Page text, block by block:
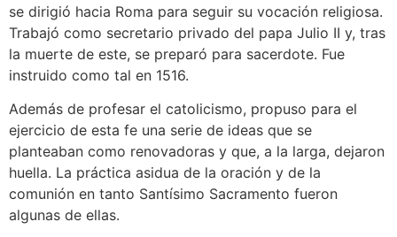
se dirigió hacia Roma para seguir su vocación religiosa.
Trabajó como secretario privado del papa Julio II y, tras
la muerte de este, se preparó para sacerdote. Fue
instruido como tal en 1516.
Además de profesar el catolicismo, propuso para el
ejercicio de esta fe una serie de ideas que se
planteaban como renovadoras y que, a la larga, dejaron
huella. La práctica asidua de la oración y de la
comunión en tanto Santísimo Sacramento fueron
algunas de ellas.